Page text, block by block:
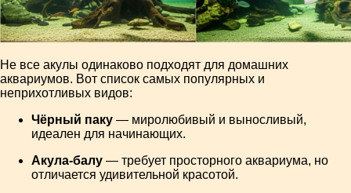
Не все акулы одинаково подходят для домашних
аквариумов. Вот список самых популярных и
неприхотливых видов:
Чёрный паку — миролюбивый и выносливый,
идеален для начинающих.
Акула-балу — требует просторного аквариума, но
отличается удивительной красотой.